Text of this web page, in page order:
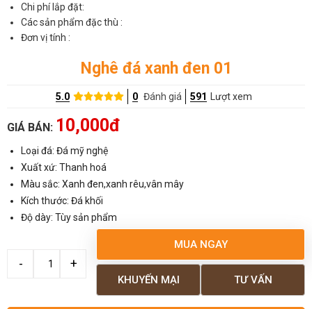
Chi phí lắp đặt:
Các sản phẩm đặc thù :
Đơn vị tính :
Nghê đá xanh đen 01
5.0 0 Đánh giá 591 Lượt xem
GIÁ BÁN: 10,000đ
Loại đá: Đá mỹ nghệ
Xuất xứ: Thanh hoá
Màu sắc: Xanh đen,xanh rêu,vân mây
Kích thước: Đá khối
Độ dày: Tùy sản phẩm
MUA NGAY
TƯ VẤN
KHUYẾN MẠI